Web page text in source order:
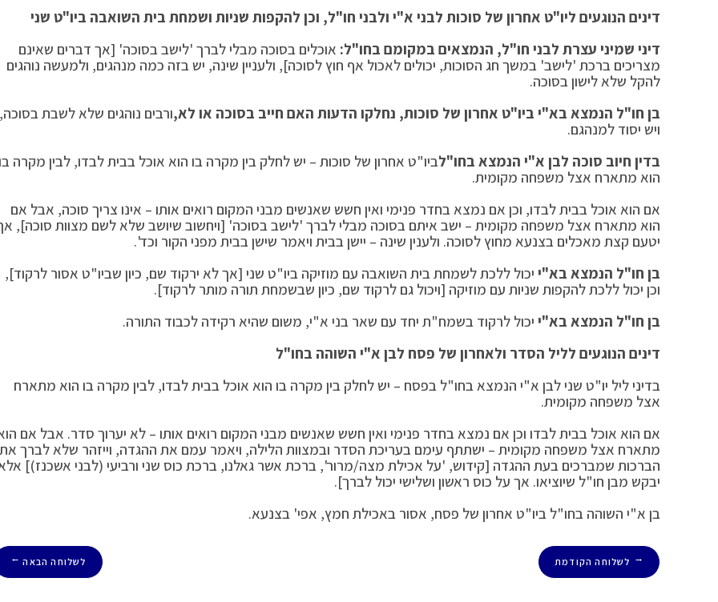
דינים הנוגעים ליו"ט אחרון של סוכות לבני א"י ולבני חו"ל, וכן להקפות שניות ושמחת בית השואבה ביו"ט שני
דיני שמיני עצרת לבני חו"ל, הנמצאים במקומם בחו"ל: אוכלים בסוכה מבלי לברך 'לישב בסוכה' [אך דברים שאינם
מצריכים ברכת 'לישב' במשך חג הסוכות, יכולים לאכול אף חוץ לסוכה], ולעניין שינה, יש בזה כמה מנהגים, ולמעשה נוהגים
להקל שלא לישון בסוכה.
בן חו"ל הנמצא בא"י ביו"ט אחרון של סוכות, נחלקו הדעות האם חייב בסוכה או לא,ורבים נוהגים שלא לשבת בסוכה,
ויש יסוד למנהגם.
בדין חיוב סוכה לבן א"י הנמצא בחו"לביו"ט אחרון של סוכות – יש לחלק בין מקרה בו הוא אוכל בבית לבדו, לבין מקרה
הוא מתארח אצל משפחה מקומית.
אם הוא אוכל בבית לבדו, וכן אם נמצא בחדר פנימי ואין חשש שאנשים מבני המקום רואים אותו – אינו צריך סוכה, אבל אם
הוא מתארח אצל משפחה מקומית – ישב איתם בסוכה מבלי לברך 'לישב בסוכה' [ויחשוב שיושב שלא לשם מצוות סוכה],
יטעם קצת מאכלים בצנעא מחוץ לסוכה. ולענין שינה – יישן בבית ויאמר שישן בבית מפני הקור וכד'.
בן חו"ל הנמצא בא"י יכול ללכת לשמחת בית השואבה עם מוזיקה ביו"ט שני [אך לא ירקוד שם, כיון שביו"ט אסור לרקוד],
וכן יכול ללכת להקפות שניות עם מוזיקה [ויכול גם לרקוד שם, כיון שבשמחת תורה מותר לרקוד].
בן חו"ל הנמצא בא"י יכול לרקוד בשמח"ת יחד עם שאר בני א"י, משום שהיא רקידה לכבוד התורה.
דינים הנוגעים לליל הסדר ולאחרון של פסח לבן א"י השוהה בחו"ל
בדיני ליל יו"ט שני לבן א"י הנמצא בחו"ל בפסח – יש לחלק בין מקרה בו הוא אוכל בבית לבדו, לבין מקרה בו הוא מתארח
אצל משפחה מקומית.
אם הוא אוכל בבית לבדו וכן אם נמצא בחדר פנימי ואין חשש שאנשים מבני המקום רואים אותו – לא יערוך סדר. אבל אם
מתארח אצל משפחה מקומית – ישתתף עימם בעריכת הסדר ובמצוות הלילה, ויאמר עמם את ההגדה, וייזהר שלא לברך את
הברכות שמברכים בעת ההגדה [קידוש, 'על אכילת מצה/מרור', ברכת אשר גאלנו, ברכת כוס שני ורביעי (לבני אשכנז)]
יבקש מבן חו"ל שיוציאו. אך על כוס ראשון ושלישי יכול לברך].
בן א"י השוהה בחו"ל ביו"ט אחרון של פסח, אסור באכילת חמץ, אפי' בצנעא.
← לשלוחה הקודמת לשלוחה הבאה →